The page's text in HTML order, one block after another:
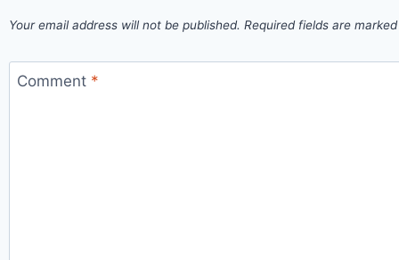
Your email address will not be published. Required fields are
Comment *